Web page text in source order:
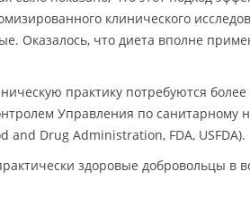
клинического
Оказалось, что диета вполне
практику потребуются
Управления по санитарному
Drug Administration, FDA, USFDA).
здоровые добровольцы в